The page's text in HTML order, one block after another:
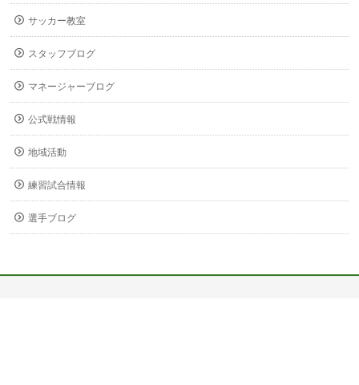
サッカー教室
スタッフブログ
マネージャーブログ
公式戦情報
地域活動
練習試合情報
選手ブログ